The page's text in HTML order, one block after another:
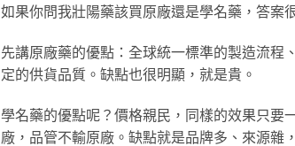
如果你問我壯陽藥該買原廠還是學名藥，答案
先講原廠藥的優點：全球統一標準的製造流程
定的供貨品質。缺點也很明顯，就是貴。
學名藥的優點呢？價格親民，同樣的效果只要
廠，品管不輸原廠。缺點就是品牌多、來源雜